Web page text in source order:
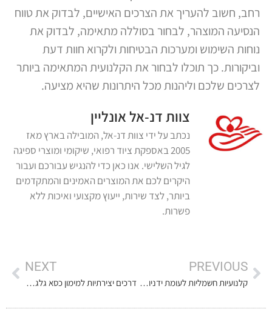
רחב, חשוב להעריך את הצרכים האישיים, לבדוק את טווח
הנסיעה המוצהר, לבחור בסוללה מתאימה, לבדוק את
נוחות השימוש ומערכות הבטיחות ולקרוא חוות דעת
וביקורות. כך תוכלו לבחור את הקלנועית המתאימה ביותר
לצרכים שלכם וליהנות מכל היתרונות שהיא מציעה.
צוות דנ-אל אונליין
נכתב על ידי צוות דנ-אל, המובילה בארץ מאז
2005 באספקת ציוד רפואי, שיקומי ומוצרי ספיגה
לגיל השלישי. אנו כאן כדי להנגיש עבורכם ועבור
היקרים לכם את המוצרים האמינים והמתקדמים
ביותר, לצד שירות, ייעוץ מקצועי ואיכות ללא
פשרות.
PREVIOUS
קלנועיות חשמליות לעומת ידניות: הבדלים, יתרונות ומה כדאי לדעת
NEXT
דרכים יצירתיות למימון כסא גלגלים חשמלי או קלנועית